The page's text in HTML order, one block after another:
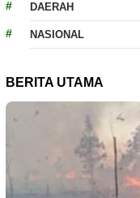
DAERAH
NASIONAL
BERITA UTAMA